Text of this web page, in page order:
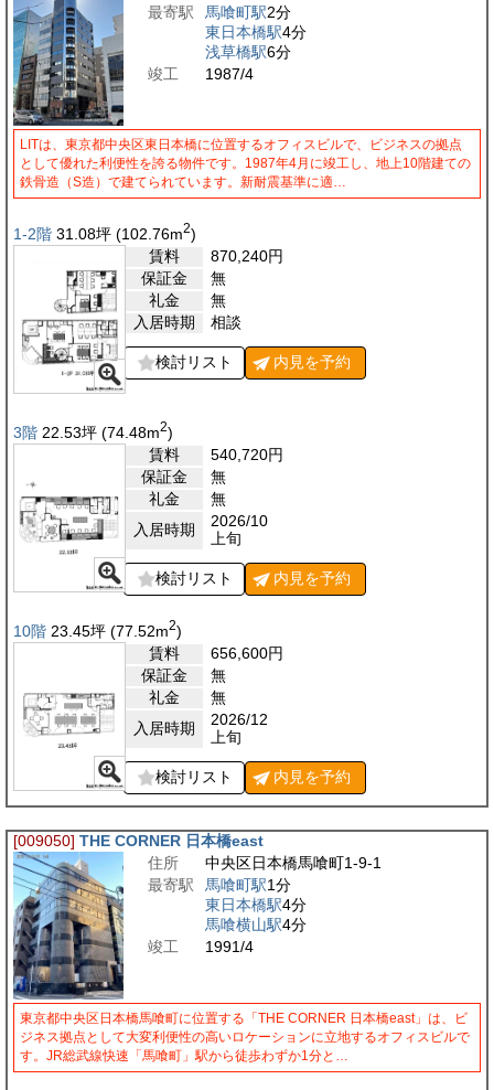
最寄駅
馬喰町駅2分
東日本橋駅4分
浅草橋駅6分
竣工
1987/4
LITは、東京都中央区東日本橋に位置するオフィスビルで、ビジネスの拠点
として優れた利便性を誇る物件です。1987年4月に竣工し、地上10階建ての
鉄骨造（S造）で建てられています。新耐震基準に適…
1-2階 31.08坪 (102.76m2)
賃料
870,240円
保証金
無
礼金
無
入居時期
相談
検討リスト 内見を予約
3階 22.53坪 (74.48m2)
賃料
540,720円
保証金
無
礼金
無
入居時期
2026/10
上旬
検討リスト 内見を予約
10階 23.45坪 (77.52m2)
賃料
656,600円
保証金
無
礼金
無
入居時期
2026/12
上旬
検討リスト 内見を予約
[009050] THE CORNER 日本橋east
住所
中央区日本橋馬喰町1-9-1
最寄駅
馬喰町駅1分
東日本橋駅4分
馬喰横山駅4分
竣工
1991/4
東京都中央区日本橋馬喰町に位置する「THE CORNER 日本橋east」は、ビ
ジネス拠点として大変利便性の高いロケーションに立地するオフィスビルで
す。JR総武線快速「馬喰町」駅から徒歩わずか1分と…